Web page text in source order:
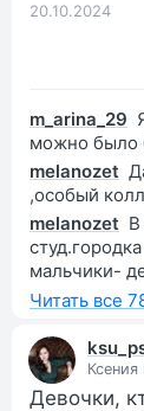
20.10.2024
m_arina_29
можно было
melanozet
,особый
melanozet В
мальчики-
Читать все
Ксения
Девочки,